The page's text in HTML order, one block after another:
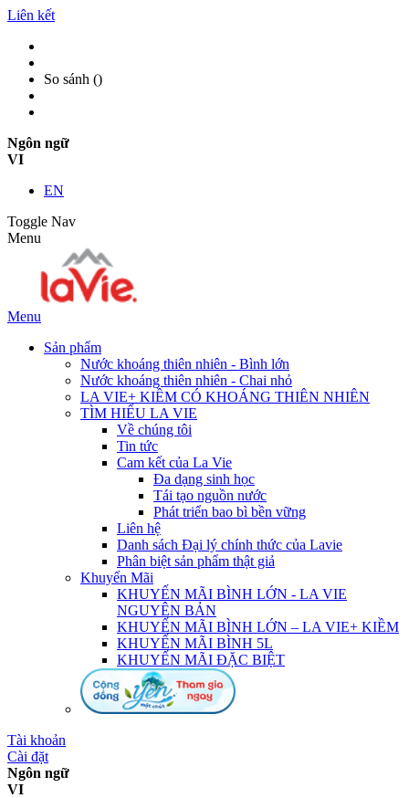
Liên kết
So sánh ()
Ngôn ngữ
VI
EN
Toggle Nav
Menu
Menu
Sản phẩm
Nước khoáng thiên nhiên - Bình lớn
Nước khoáng thiên nhiên - Chai nhỏ
LA VIE+ KIỀM CÓ KHOÁNG THIÊN NHIÊN
TÌM HIỂU LA VIE
Về chúng tôi
Tin tức
Cam kết của La Vie
Đa dạng sinh học
Tái tạo nguồn nước
Phát triển bao bì bền vững
Liên hệ
Danh sách Đại lý chính thức của Lavie
Phân biệt sản phẩm thật giả
Khuyến Mãi
KHUYẾN MÃI BÌNH LỚN - LA VIE
NGUYÊN BẢN
KHUYẾN MÃI BÌNH LỚN – LA VIE+ KIỀM
KHUYẾN MÃI BÌNH 5L
KHUYẾN MÃI ĐẶC BIỆT
Tài khoản
Cài đặt
Ngôn ngữ
VI